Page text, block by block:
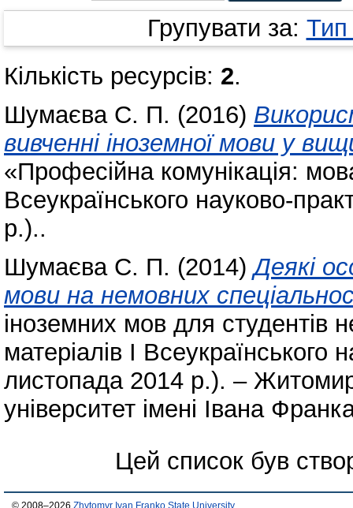
Групувати за: Тип
Кількість ресурсів: 2.
Шумаєва С. П. (2016)
вивченні іноземної мови у
«Професійна комунікація:
Всеукраїнського науково-
р.)..
Шумаєва С. П. (2014)Деякі
мови на немовних
іноземних мов для студентів
матеріалів І Всеукраїнського
листопада 2014 р.). –
університет імені Івана
Цей список був
© 2008–2026 Zhytomyr Ivan Franko State University